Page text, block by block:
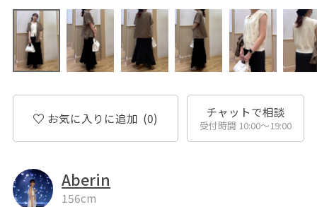
お気に入りに追加 (0) チャットで相談
受付時間 10:00〜19:00
Aberin
156cm